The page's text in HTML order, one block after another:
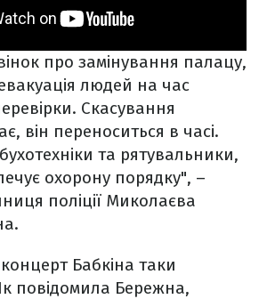
про замінування палацу,
людей на час
Скасування
він переноситься в часі.
та рятувальники,
охорону порядку", –
поліції Миколаєва
Бабкіна таки
повідомила Бережна,